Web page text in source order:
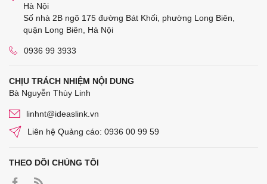
Hà Nội
Số nhà 2B ngõ 175 đường Bát Khối, phường Long Biên,
quận Long Biên, Hà Nội
0936 99 3933
CHỊU TRÁCH NHIỆM NỘI DUNG
Bà Nguyễn Thùy Linh
linhnt@ideaslink.vn
Liên hệ Quảng cáo: 0936 00 99 59
THEO DÕI CHÚNG TÔI